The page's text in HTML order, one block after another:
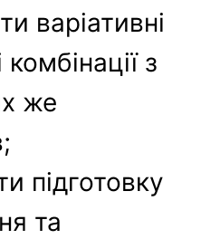
варіативні
з
же
підготовку
та